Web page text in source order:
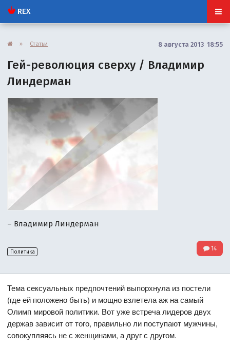
REX
» Статьи 8 августа 2013 18:55
Гей-революция сверху / Владимир
Линдерман
– Владимир Линдерман
Политика 14
Тема сексуальных предпочтений выпорхнула из постели
(где ей положено быть) и мощно взлетела аж на самый
Олимп мировой политики. Вот уже встреча лидеров двух
держав зависит от того, правильно ли поступают мужчины,
совокупляясь не с женщинами, а друг с другом.